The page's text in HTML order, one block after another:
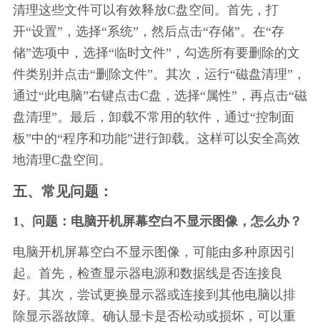
清理这些文件可以有效释放C盘空间。首先，打
开“设置”，选择“系统”，然后点击“存储”。在“存
储”选项中，选择“临时文件”，勾选所有要删除的文
件类别并点击“删除文件”。其次，运行“磁盘清理”，
通过“此电脑”右键点击C盘，选择“属性”，再点击“磁
盘清理”。最后，卸载不常用的软件，通过“控制面
板”中的“程序和功能”进行卸载。这样可以安全高效
地清理C盘空间。
五、常见问题：
1、问题：电脑开机屏幕空白不显示图像，怎么办？
电脑开机屏幕空白不显示图像，可能由多种原因引
起。首先，检查显示器电源和数据线是否连接良
好。其次，尝试更换显示器或连接到其他电脑以排
除显示器故障。确认显卡是否松动或损坏，可以重